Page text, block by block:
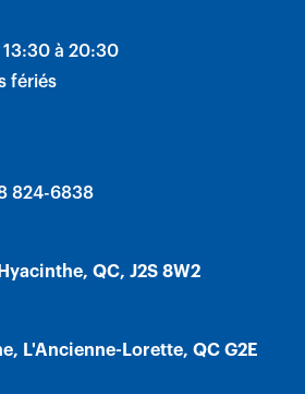
13:30 à 20:30
fériés
824-6838
QC, J2S 8W2
L'Ancienne-Lorette, QC G2E